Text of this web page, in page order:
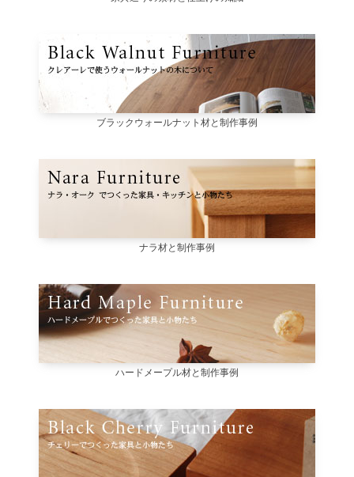
ブラックウォールナット材と制作事例
ナラ材と制作事例
ハードメープル材と制作事例